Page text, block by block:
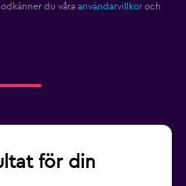
du våra användarvillkor och
för din